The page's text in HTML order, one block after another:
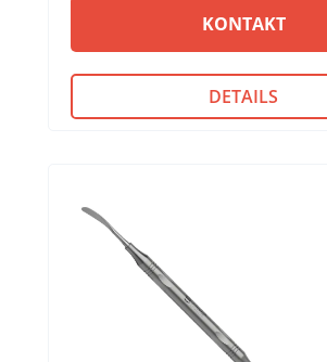
KONTAKT
DETAILS